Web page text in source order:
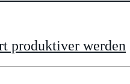
produktiver werden